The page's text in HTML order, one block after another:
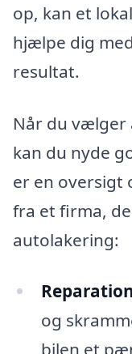
op, kan et
hjælpe dig
resultat.
Når du vælger
kan du nyde
er en oversigt
fra et firma,
autolakering:
og
bilen et